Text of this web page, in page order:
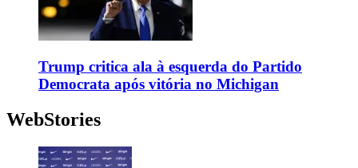
Trump critica ala à esquerda do Partido
Democrata após vitória no Michigan
WebStories